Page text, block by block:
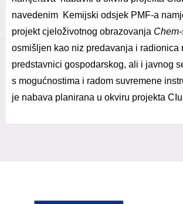
navedenim Kemijski odsjek PMF-a
projekt cjeloživotnog obrazovanja
osmišljen kao niz predavanja i radionica
predstavnici gospodarskog, ali i javnog
s mogućnostima i radom suvremene
je nabava planirana u okviru projekta